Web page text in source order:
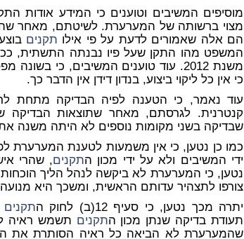
מוסיפים המשיבים וטוענים כי המידע אודות
מצוי ברשותה של המערערת. לשיטתם, מאחר
הם אלה שאמורים לדעת על פי אילו תקנים
המשפט מהו התקן שעל פיו נבנתה התשתית,
משנת 2012. עוד טוענים המשיבים, כי בשונה מפסק הדין אליו מפנה המערערת בו ה
כי אין כל ליקוי ביצוע, בנדון דידן אין הדבר כך.
עוד נאמר, כי הטענה לפיה הבדיקה מתחת
קנטרנית. לגרסתם, מאחר שתוצאות הבדיקה
שבדיקה בשני מקומות נוספים לא היתה משנה
כמו כן נטען, כי אין משמעות לטענת המערערת
ידי המשיבים ולא על ידי מכון התקנים, שהרי
נטען, כי המערערת לא ביקשה לנהל הליך
צורפו לתצהיר עדותם הראשית, ומשכך היא מנועה
יתרה מכך נטען, כי סעיף 12(ב) לחוק ה
תקנים
תעודת בדיקה שנתן מכון התקנים תשמש ראיה
שהמערערת לא הביאה כל ראיה הסותרת את